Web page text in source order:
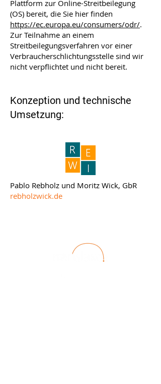
Plattform zur Online-Streitbeilegung
(OS) bereit, die Sie hier finden
https://ec.europa.eu/consumers/odr/.
Zur Teilnahme an einem
Streitbeilegungsverfahren vor einer
Verbraucherschlichtungsstelle sind wir
nicht verpflichtet und nicht bereit.
Konzeption und technische
Umsetzung:
Pablo Rebholz und Moritz Wick, GbR
rebholzwick.de